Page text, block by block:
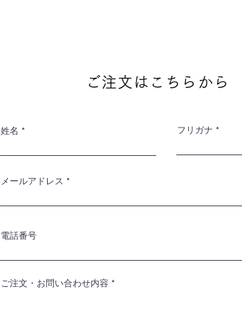
ご注文はこちらから
姓名 フリガナ
メールアドレス
電話番号
ご注文・お問い合わせ内容